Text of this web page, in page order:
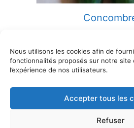
Nous utilisons les cookies afin de
fonctionnalités proposés sur notre site
l’expérience de nos utilisateurs.
Accepter tous les
Refuser
Ajouter au
© 2026 Le potager d'ici - 5 rue